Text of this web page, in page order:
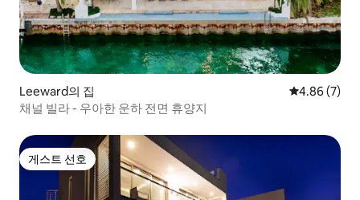
Leeward의 집 평점 4.86점
4.86 (7)
채널 빌라 - 우아한 운하 전면 휴양지
게스트 선호
게스트 선호